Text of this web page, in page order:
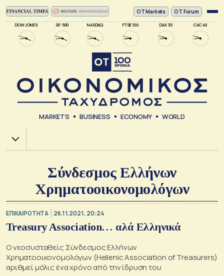
DOW JONES SP 500 NASDAQ FTSE 100 DAX 30 CAC 40
ΟΤ Markets OT Forum
MARKETS BUSINESS ECONOMY WORLD
Χ.Α.
Σύνδεσμος Ελλήνων
Χρηματοοικονομολόγων
ΕΠΙΚΑΙΡΟΤΗΤΑ 26.11.2021, 20:24
Treasury Association… αλά Ελληνικά
O νεοσυσταθείς Σύνδεσμος Ελλήνων
Χρηματοοικονομολόγων (Hellenic Association of Treasurers)
αριθμεί μόλις ένα χρόνο από την ίδρυση του